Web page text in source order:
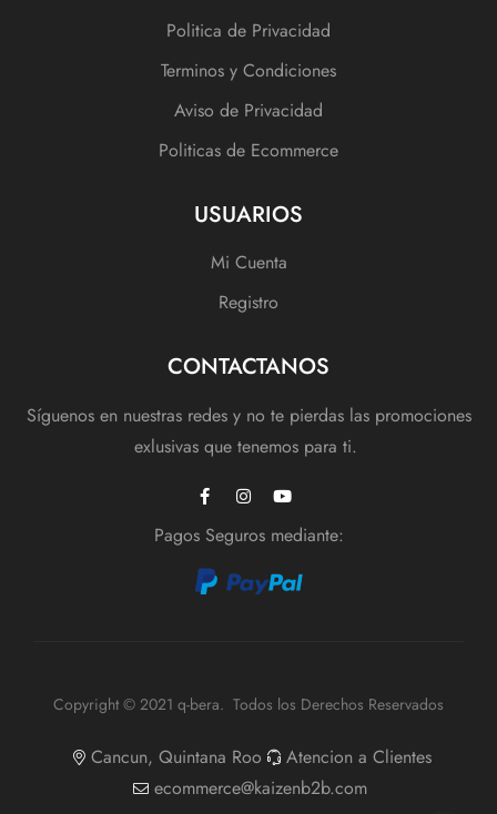
Politica de Privacidad
Terminos y Condiciones
Aviso de Privacidad
Politicas de Ecommerce
USUARIOS
Mi Cuenta
Registro
CONTACTANOS
Síguenos en nuestras redes y no te pierdas las promociones
exlusivas que tenemos para ti.
Pagos Seguros mediante:
Copyright © 2021 q-bera. Todos los Derechos Reservados
Cancun, Quintana Roo
Atencion a Clientes
ecommerce@kaizenb2b.com